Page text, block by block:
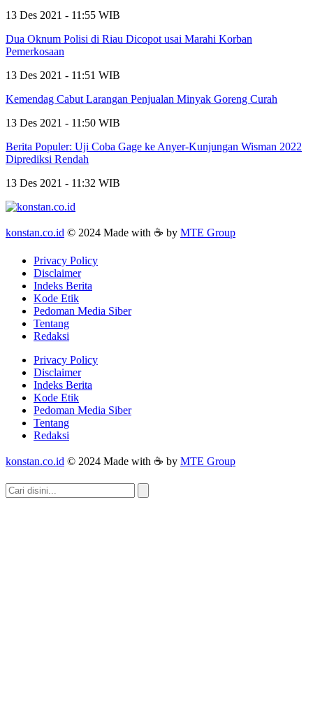
13 Des 2021 - 11:55 WIB
Dua Oknum Polisi di Riau Dicopot usai Marahi Korban
Pemerkosaan
13 Des 2021 - 11:51 WIB
Kemendag Cabut Larangan Penjualan Minyak Goreng Curah
13 Des 2021 - 11:50 WIB
Berita Populer: Uji Coba Gage ke Anyer-Kunjungan Wisman 2022
Diprediksi Rendah
13 Des 2021 - 11:32 WIB
konstan.co.id © 2024 Made with ☕ by MTE Group
Privacy Policy
Disclaimer
Indeks Berita
Kode Etik
Pedoman Media Siber
Tentang
Redaksi
Privacy Policy
Disclaimer
Indeks Berita
Kode Etik
Pedoman Media Siber
Tentang
Redaksi
konstan.co.id © 2024 Made with ☕ by MTE Group